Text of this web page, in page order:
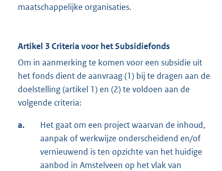
maatschappelijke organisaties.
Artikel 3 Criteria voor het Subsidiefonds
Om in aanmerking te komen voor een subsidie uit
het fonds dient de aanvraag (1) bij te dragen aan de
doelstelling (artikel 1) en (2) te voldoen aan de
volgende criteria:
a.
Het gaat om een project waarvan de inhoud,
aanpak of werkwijze onderscheidend en/of
vernieuwend is ten opzichte van het huidige
aanbod in Amstelveen op het vlak van